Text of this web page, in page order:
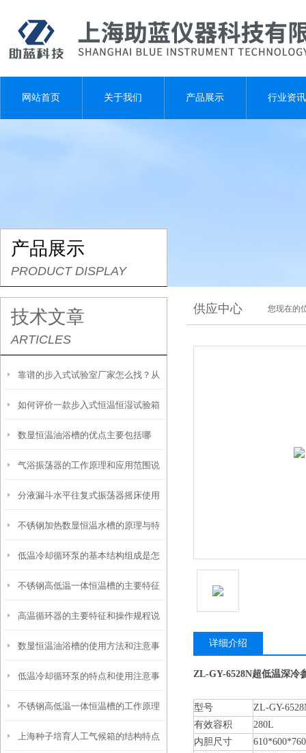
网站首页 关于我们 产品展示 行业资讯
产品展示
PRODUCT DISPLAY
技术文章
ARTICLES
靠谱的步入式试验室厂家怎么找？从
信誉和资质入手
如何评价一款步入式恒温恒湿试验箱
的好坏？
数显恒温油浴槽的优点主要包括哪
些？
气浴振荡器的工作原理和应用范围说
明
分液漏斗水平往复式振荡器摇床使用
时需要注意这几点
不锈钢加热数显恒温水槽的原理与特
点是怎样的？
低温冷却循环泵的基本结构组成是怎
样的？
不锈钢高低温一体恒温槽的主要特征
和使用要点说明
高温循环器的主要特征和操作规程说
明
数显恒温油浴槽的使用方法和注意事
项
低温冷却循环泵的特点和使用注意事
项
不锈钢高低温一体恒温槽的工作原理
和控制系统介绍
上海种子培育人工气候箱的结构特点
供应中心 您现在的
详细介绍
ZL-GY-6528N超低温深冷
型号
ZL-GY-
有效容积
280L
内胆尺寸
610*600*760